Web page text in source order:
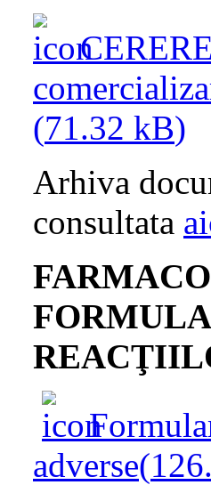
(71.32 kB)
Arhiva
consultata
adverse(